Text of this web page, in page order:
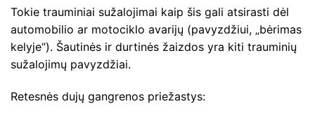
Tokie trauminiai sužalojimai kaip šis gali atsirasti dėl
automobilio ar motociklo avarijų (pavyzdžiui, „bėrimas
kelyje“). Šautinės ir durtinės žaizdos yra kiti trauminių
sužalojimų pavyzdžiai.
Retesnės dujų gangrenos priežastys: